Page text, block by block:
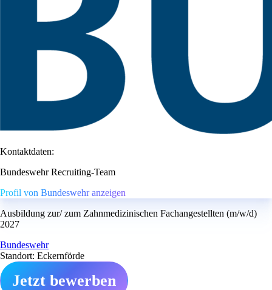
Kontaktdaten:
Bundeswehr Recruiting-Team
Profil von Bundeswehr anzeigen
Ausbildung zur/ zum Zahnmedizinischen Fachangestellten (m/w/d)
2027
Bundeswehr
Standort: Eckernförde
Jetzt bewerben